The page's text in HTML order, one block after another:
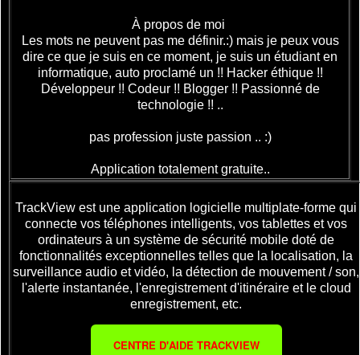
À propos de moi
Les mots ne peuvent pas me définir.:) mais je peux vous
dire ce que je suis en ce moment, je suis un étudiant en
informatique, auto proclamé un !! Hacker éthique !!
Développeur !! Codeur !! Blogger !! Passionné de
technologie !! ..
pas profession juste passion .. :)
Application totalement gratuite..
TrackView est une application logicielle multiplate-forme qui
connecte vos téléphones intelligents, vos tablettes et vos
ordinateurs à un système de sécurité mobile doté de
fonctionnalités exceptionnelles telles que la localisation, la
surveillance audio et vidéo, la détection de mouvement / son,
l'alerte instantanée, l'enregistrement d'itinéraire et le cloud
enregistrement, etc.
CENTRE D'AIDE TRACKVIEW